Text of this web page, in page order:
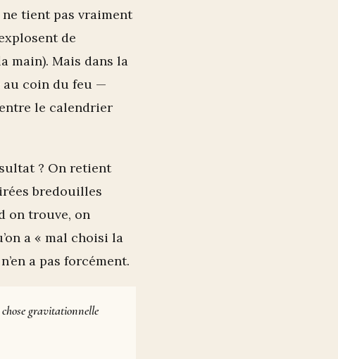
tient pas vraiment
de
main). Mais dans la
au coin du feu —
le calendrier
? On retient
bredouilles
on trouve, on
a « mal choisi la
a pas forcément.
gravitationnelle